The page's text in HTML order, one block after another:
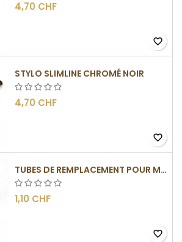
4,70 CHF
favorite_border
STYLO SLIMLINE CHROMÉ NOIR
4,70 CHF
favorite_border
TUBES DE REMPLACEMENT POUR MÉCANISMES SLIMLINE
1,10 CHF
favorite_border